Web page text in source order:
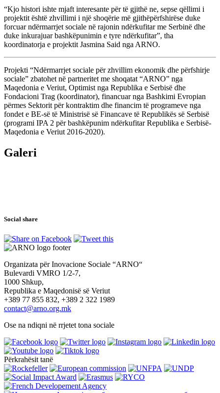
“Kjo histori ishte mjaft interesante për të gjithë ne, sepse qëllimi i
projektit është zhvillimi i një shoqërie më gjithëpërfshirëse duke
forcuar ndërmarrjet sociale në rajonin ndërkufitar me Serbinë dhe
duke inkurajuar bashkëpunimin e tyre ndërkufitar”, tha
koordinatorja e projektit Jasmina Said nga ARNO.
Projekti “Ndërmarrjet sociale për zhvillim ekonomik dhe përfshirje
sociale” zbatohet në partneritet me shoqatat “ARNO” nga
Maqedonia e Veriut, Optimist nga Republika e Serbisë dhe
Fondacioni Trag (koordinator), financuar nga Bashkimi Evropian
përmes Sektorit për kontraktim dhe financim të programeve nga
fondet e BE-së të Ministrisë së Financave të Republikës së Serbisë
(programi IPA 2 për bashkëpunim ndërkufitar Republika e Serbisë-
Maqedonia e Veriut 2016-2020).
Galeri
Social share
Organizata për Inovacione Sociale “ARNO“
Bulevardi VMRO 1/2-7,
1000 Shkup,
Republika e Maqedonisë së Veriut
+389 77 855 832, +389 2 322 1989
contact@arno.org.mk
Ose na ndiqni në rrjetet tona sociale
Përkrahësit tanë